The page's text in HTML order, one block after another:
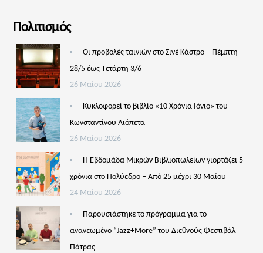
Πολιτισμός
Οι προβολές ταινιών στο Σινέ Κάστρο – Πέμπτη
28/5 έως Τετάρτη 3/6
26 Μαΐου 2026
Κυκλοφορεί το βιβλίο «10 Χρόνια Ιόνιο» του
Κωνσταντίνου Λιόπετα
26 Μαΐου 2026
Η Εβδομάδα Μικρών Βιβλιοπωλείων γιορτάζει 5
χρόνια στο Πολύεδρο – Από 25 μέχρι 30 Μαΐου
24 Μαΐου 2026
Παρουσιάστηκε το πρόγραμμα για το
ανανεωμένο “Jazz+More” του Διεθνούς Φεστιβάλ
Πάτρας